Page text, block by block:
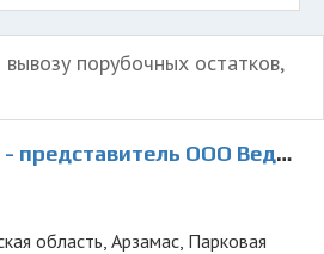
порубочных остатков,
ООО Ведущая Утилизирующая Компания
область, Арзамас, Парковая